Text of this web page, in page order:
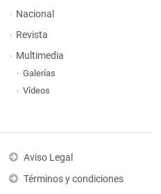
Nacional
Revista
Multimedia
Galerías
Vídeos
Aviso Legal
Términos y condiciones